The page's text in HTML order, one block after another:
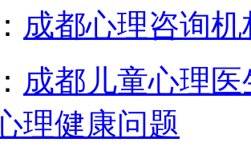
成都心理咨询
成都儿童心理
理健康问题